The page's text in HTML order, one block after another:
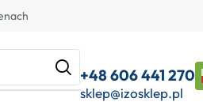
+48 606 441 270
sklep@izosklep.pl